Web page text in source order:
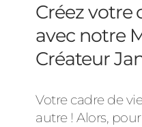
Créez votre
avec notre
Créateur
Votre cadre de
autre ! Alors,